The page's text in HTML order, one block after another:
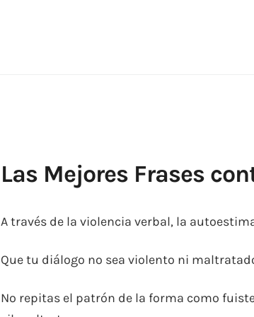
Las Mejores Frases
A través de la violencia verbal, la
Que tu diálogo no sea violento ni
No repitas el patrón de la forma como